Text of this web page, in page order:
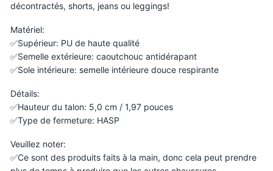
décontractés, shorts, jeans ou leggings!
Matériel:
✅Supérieur: PU de haute qualité
✅Semelle extérieure: caoutchouc antidérapant
✅Sole intérieure: semelle intérieure douce respirante
Détails:
✅Hauteur du talon: 5,0 cm / 1,97 pouces
✅Type de fermeture: HASP
Veuillez noter:
✅Ce sont des produits faits à la main, donc cela peut prendre